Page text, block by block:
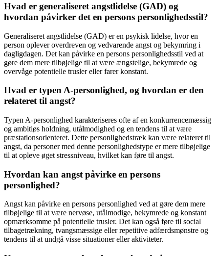
Hvad er generaliseret angstlidelse (GAD) og
hvordan påvirker det en persons personlighedsstil?
Generaliseret angstlidelse (GAD) er en psykisk lidelse, hvor en
person oplever overdreven og vedvarende angst og bekymring i
dagligdagen. Det kan påvirke en persons personlighedsstil ved at
gøre dem mere tilbøjelige til at være ængstelige, bekymrede og
overvåge potentielle trusler eller farer konstant.
Hvad er typen A-personlighed, og hvordan er den
relateret til angst?
Typen A-personlighed karakteriseres ofte af en konkurrencemæssig
og ambitiøs holdning, utålmodighed og en tendens til at være
præstationsorienteret. Dette personlighedstræk kan være relateret til
angst, da personer med denne personlighedstype er mere tilbøjelige
til at opleve øget stressniveau, hvilket kan føre til angst.
Hvordan kan angst påvirke en persons
personlighed?
Angst kan påvirke en persons personlighed ved at gøre dem mere
tilbøjelige til at være nervøse, utålmodige, bekymrede og konstant
opmærksomme på potentielle trusler. Det kan også føre til social
tilbagetrækning, tvangsmæssige eller repetitive adfærdsmønstre og
tendens til at undgå visse situationer eller aktiviteter.